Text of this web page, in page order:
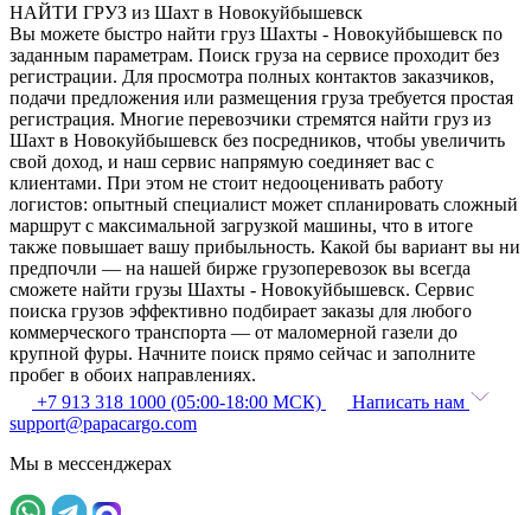
НАЙТИ ГРУЗ из Шахт в Новокуйбышевск
Вы можете быстро найти груз Шахты - Новокуйбышевск по
заданным параметрам. Поиск груза на сервисе проходит без
регистрации. Для просмотра полных контактов заказчиков,
подачи предложения или размещения груза требуется простая
регистрация. Многие перевозчики стремятся найти груз из
Шахт в Новокуйбышевск без посредников, чтобы увеличить
свой доход, и наш сервис напрямую соединяет вас с
клиентами. При этом не стоит недооценивать работу
логистов: опытный специалист может спланировать сложный
маршрут с максимальной загрузкой машины, что в итоге
также повышает вашу прибыльность. Какой бы вариант вы ни
предпочли — на нашей бирже грузоперевозок вы всегда
сможете найти грузы Шахты - Новокуйбышевск. Сервис
поиска грузов эффективно подбирает заказы для любого
коммерческого транспорта — от маломерной газели до
крупной фуры. Начните поиск прямо сейчас и заполните
пробег в обоих направлениях.
+7 913 318 1000 (05:00-18:00 МСК)
Написать нам
support@papacargo.com
Мы в мессенджерах